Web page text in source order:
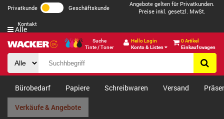
Privatkunde Geschäftskunde
Angebote gelten für Privatkunden.
Preise inkl. gesetzl. MwSt.
Kontakt
Suche
Tinte / Toner
Hello Login
Konto & Listen
0 Artikel
Einkaufswagen
Alle
Bürobedarf Papiere Schreibwaren Versand
Verkäufe & Angebote